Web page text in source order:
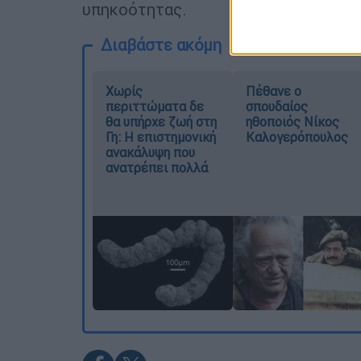
υπηκοότητας.
Διαβάστε ακόμη
Χωρίς
περιττώματα δε
θα υπήρχε ζωή στη
Γη: Η επιστημονική
ανακάλυψη που
ανατρέπει πολλά
Πέθανε ο
σπουδαίος
ηθοποιός Νίκος
Καλογερόπουλος